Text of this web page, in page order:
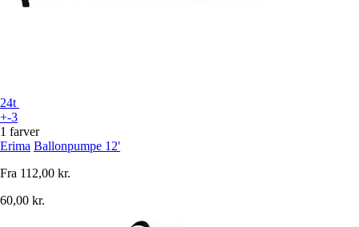
24t
+-3
1 farver
Erima Ballonpumpe 12'
Fra 112,00 kr.
60,00 kr.